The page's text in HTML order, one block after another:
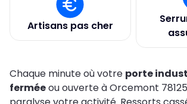
Artisans pas cher
Chaque minute où votre porte
ferméeou ouverte à Orcemont